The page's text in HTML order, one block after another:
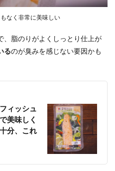
なく非常に美味しい
、脂のりがよくしっとり仕上が
るのが臭みを感じない要因かも
ィッシュ
美味しく
分、これ